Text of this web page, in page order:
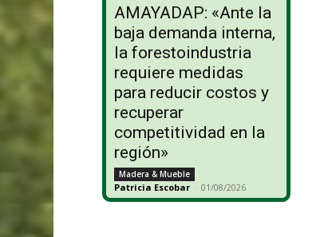
AMAYADAP: «Ante la
baja demanda interna,
la forestoindustria
requiere medidas
para reducir costos y
recuperar
competitividad en la
región»
Madera & Mueble
Patricia Escobar - 01/08/2026